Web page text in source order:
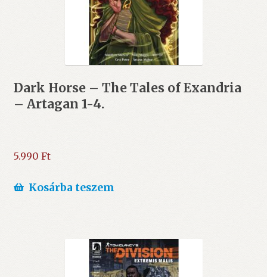
Dark Horse – The Tales of Exandria
– Artagan 1-4.
5.990 Ft
Kosárba teszem